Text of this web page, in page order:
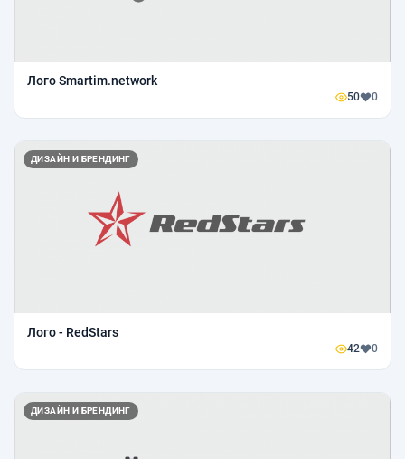
Лого Smartim.network
50 0
ДИЗАЙН И БРЕНДИНГ
Лого - RedStars
42 0
ДИЗАЙН И БРЕНДИНГ